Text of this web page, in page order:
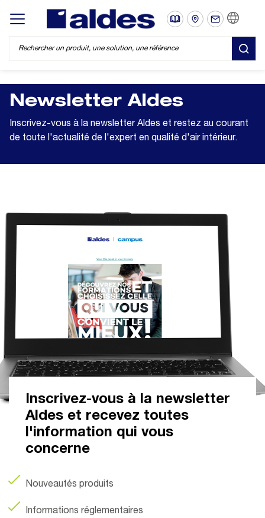
Display/hide main menu
Newsletter Aldes
Inscrivez-vous à la newsletter Aldes et restez au courant
de toute l'actualité de l'expert en qualité d'air intérieur.
Inscrivez-vous à la newsletter
Aldes et recevez toutes
l'information qui vous
concerne
Nouveautés produits
Informations réglementaires